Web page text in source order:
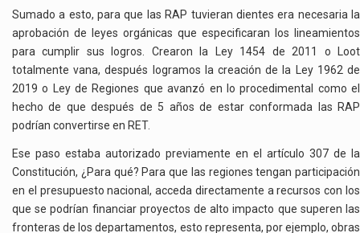
Sumado a esto, para que las RAP tuvieran dientes era necesaria la
aprobación de leyes orgánicas que especificaran los lineamientos
para cumplir sus logros. Crearon la Ley 1454 de 2011 o Loot
totalmente vana, después logramos la creación de la Ley 1962 de
2019 o Ley de Regiones que avanzó en lo procedimental como el
hecho de que después de 5 años de estar conformada las RAP
podrían convertirse en RET.
Ese paso estaba autorizado previamente en el artículo 307 de la
Constitución, ¿Para qué? Para que las regiones tengan participación
en el presupuesto nacional, acceda directamente a recursos con los
que se podrían financiar proyectos de alto impacto que superen las
fronteras de los departamentos, esto representa, por ejemplo, obras